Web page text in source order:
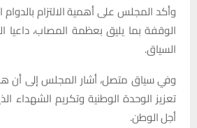
وأكد المجلس على أهمية الالتزام
الوقفة بما يليق بعظمة المصاب، داعيا
السياق.
وفي سياق متصل، أشار المجلس إلى أن
تعزيز الوحدة الوطنية وتكريم الشهداء
أجل الوطن.